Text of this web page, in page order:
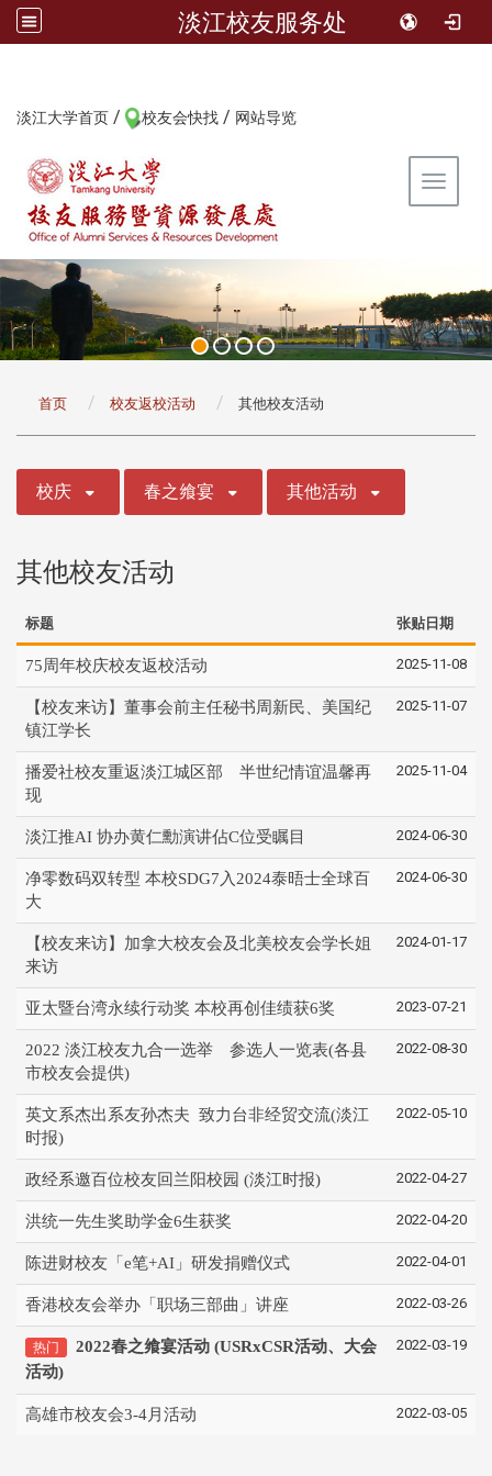
淡江校友服务处
淡江大学首页 / 校友会快找 / 网站导览
Toggle
首页 校友返校活动 其他校友活动
校庆 春之飨宴 其他活动
其他校友活动
标题 张贴日期
75周年校庆校友返校活动 2025-11-08
【校友来访】董事会前主任秘书周新民、美国纪
镇江学长
2025-11-07
播爱社校友重返淡江城区部 半世纪情谊温馨再
现
2025-11-04
淡江推AI 协办黄仁勳演讲佔C位受瞩目 2024-06-30
净零数码双转型 本校SDG7入2024泰晤士全球百
大
2024-06-30
【校友来访】加拿大校友会及北美校友会学长姐
来访
2024-01-17
亚太暨台湾永续行动奖 本校再创佳绩获6奖 2023-07-21
2022 淡江校友九合一选举 参选人一览表(各县
市校友会提供)
2022-08-30
英文系杰出系友孙杰夫 致力台非经贸交流(淡江
时报)
2022-05-10
政经系邀百位校友回兰阳校园 (淡江时报) 2022-04-27
洪统一先生奖助学金6生获奖 2022-04-20
陈进财校友「e笔+AI」研发捐赠仪式 2022-04-01
香港校友会举办「职场三部曲」讲座 2022-03-26
热门
2022春之飨宴活动 (USRxCSR活动、大会
活动)
2022-03-19
高雄市校友会3-4月活动 2022-03-05